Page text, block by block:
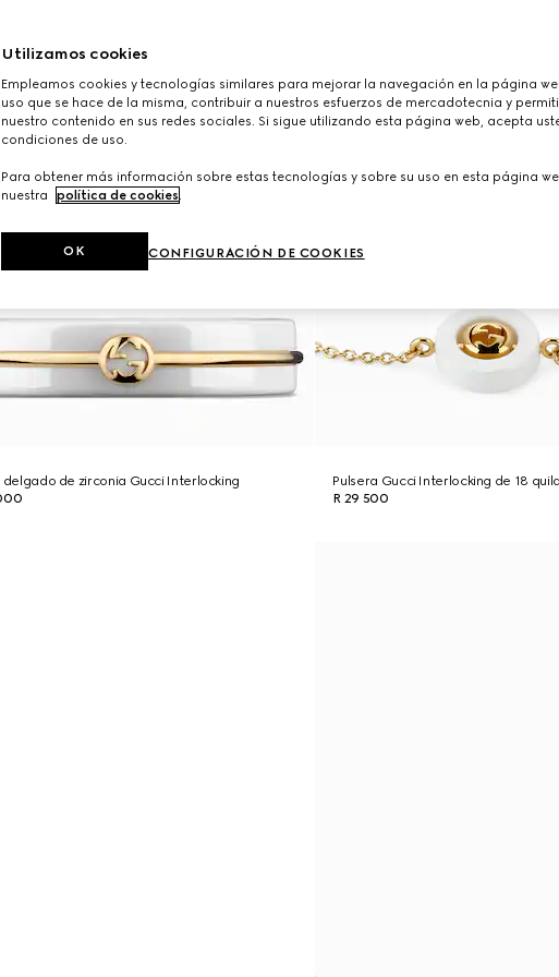
delgado de zirconia Gucci Interlocking
Pulsera Gucci Interlocking de 18
R 29 500
Utilizamos cookies
Empleamos cookies y tecnologías similares para mejorar la navegación en la página
uso que se hace de la misma, contribuir a nuestros esfuerzos de mercadotecnia y
nuestro contenido en sus redes sociales. Si sigue utilizando esta página web, acepta
condiciones de uso.
Para obtener más información sobre estas tecnologías y sobre su uso en esta página
nuestra
política de cookies.
CONFIGURACIÓN DE COOKIES
OK